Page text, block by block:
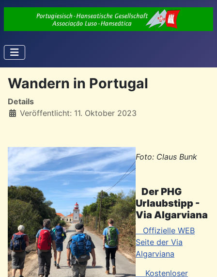
Wandern in Portugal
Details
Veröffentlicht: 11. Oktober 2023
Foto: Claus Bunk
Der PHG
Urlaubstipp -
Via Algarviana
Offizielle WEB
Seite der Via
Algarviana
Kostenloser